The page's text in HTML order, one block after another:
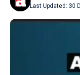
Last Updated: 30